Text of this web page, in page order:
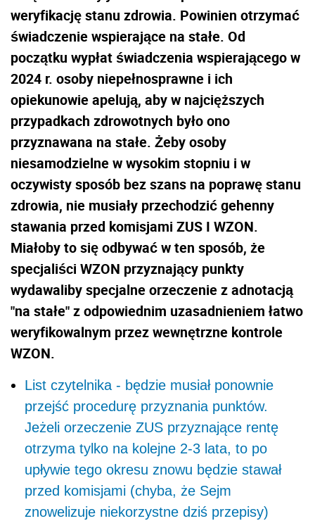
weryfikację stanu zdrowia. Powinien otrzymać
świadczenie wspierające na stałe. Od
początku wypłat świadczenia wspierającego w
2024 r. osoby niepełnosprawne i ich
opiekunowie apelują, aby w najcięższych
przypadkach zdrowotnych było ono
przyznawana na stałe. Żeby osoby
niesamodzielne w wysokim stopniu i w
oczywisty sposób bez szans na poprawę stanu
zdrowia, nie musiały przechodzić gehenny
stawania przed komisjami ZUS I WZON.
Miałoby to się odbywać w ten sposób, że
specjaliści WZON przyznający punkty
wydawaliby specjalne orzeczenie z adnotacją
"na stałe" z odpowiednim uzasadnieniem łatwo
weryfikowalnym przez wewnętrzne kontrole
WZON.
List czytelnika - będzie musiał ponownie
przejść procedurę przyznania punktów.
Jeżeli orzeczenie ZUS przyznające rentę
otrzyma tylko na kolejne 2-3 lata, to po
upływie tego okresu znowu będzie stawał
przed komisjami (chyba, że Sejm
znowelizuje niekorzystne dziś przepisy)